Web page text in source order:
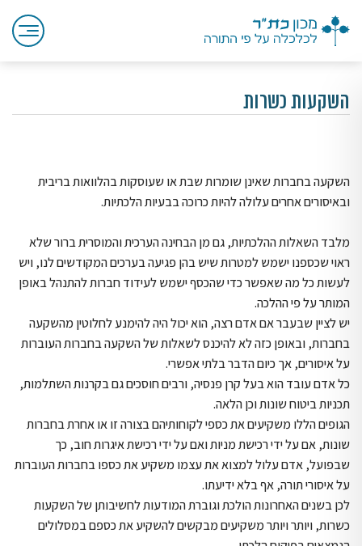
השקעות כשרות
השקעה בחברות שאינן שומרות שבת או שעוסקות בהלוואות בריבית
ובאיסורים אחרים עלולה להיות כרוכה בבעיות הלכתיות.
מלבד השאלות ההלכתיות, גם מן הבחינה הערכית והמוסרית ברור שלא
ראוי שכספנו ישמש למטרות שיש בהן פגיעה בערכים המקודשים לנו, ויש
לעשות כל מה שאפשר כדי שהכסף ישמש לעידוד חברות להתנהל באופן
המותר על פי ההלכה.
יש לציין שבעבר אם אדם רצה, הוא יכול היה להימנע לחלוטין מהשקעה
בחברות, ובאופן כזה לא להיכנס לשאלות של השקעה בחברות העוברות
על איסורים, אך כיום הדבר בלתי אפשרי.
כל אדם עובד הוא בעל קרן פנסיה, ורבים חוסכים גם בקרנות השתלמות,
תכניות ביטוח שונות וכן הלאה.
הגופים הללו משקיעים את כספי לקוחותיהם בצורה זו או אחרת בחברות
שונות, אם על ידי רכישת מניות ואם על ידי רכישת איגרות חוב, כך
שבפועל, אדם עלול למצוא את עצמו משקיע את כספו בחברות העוברות
על איסורי תורה, אף בלא ידיעתו.
לכן בשנים האחרונות הולכת וגוברת המודעות לחשיבותן של השקעות
כשרות, ויותר ויותר משקיעים מבקשים להשקיע את כספם במסלולים